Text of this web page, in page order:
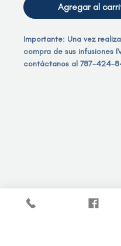
Agregar al
Importante: Una vez
compra de sus infusiones
contáctanos al 787-424-
47 Urb.
Barceloneta, Puerto